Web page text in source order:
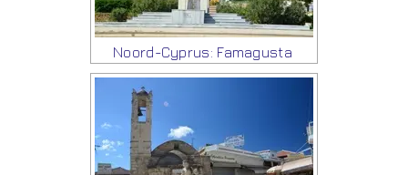
Noord-Cyprus: Famagusta